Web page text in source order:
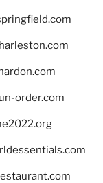
order.com